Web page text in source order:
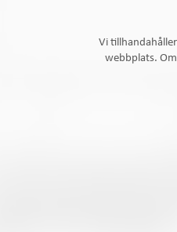
Vi
webbplats.